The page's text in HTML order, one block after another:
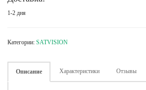
1-2 дня
Категории: SATVISION
Описание Характеристики Отзывы